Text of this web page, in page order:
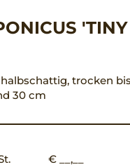
'TINY
trocken
30 cm
€ __,__